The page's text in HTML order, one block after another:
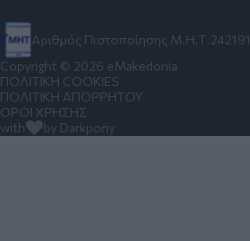
Αριθμός Πιστοποίησης Μ.Η.Τ.242191
Copyright © 2026 eMakedonia
ΠΟΛΙΤΙΚΗ COOKIES
ΠΟΛΙΤΙΚΗ ΑΠΟΡΡΗΤΟΥ
ΟΡΟΙ ΧΡΗΣΗΣ
with
by Darkpony